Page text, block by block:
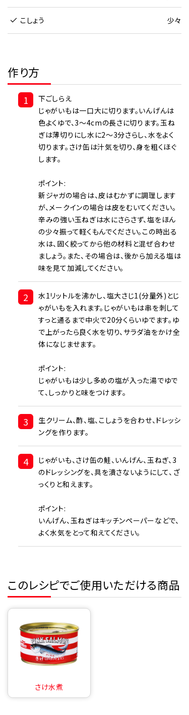
こしょう 少々
作り方
1
下ごしらえ
じゃがいもは一口大に切ります。いんげんは
色よくゆで、3～4cmの長さに切ります。玉ね
ぎは薄切りにし水に2～3分さらし、水をよく
切ります。さけ缶は汁気を切り、身を粗くほぐ
します。
ポイント:
新ジャガの場合は、皮はむかずに調理します
が、メークインの場合は皮をむいてください。
辛みの強い玉ねぎは水にさらさず、塩をほん
の少々振って軽くもんでください。この時出る
水は、固く絞ってから他の材料と混ぜ合わせ
ましょう。また、その場合は、後から加える塩は
味を見て加減してください。
2
水1リットルを沸かし、塩大さじ1(分量外)とじ
ゃがいもを入れます。じゃがいもは串を刺して
すっと通るまで中火で20分くらいゆでます。ゆ
で上がったら良く水を切り、サラダ油をかけ全
体になじませます。
ポイント:
じゃがいもは少し多めの塩が入った湯でゆで
て、しっかりと味をつけます。
3
生クリーム、酢、塩、こしょうを合わせ、ドレッシ
ングを作ります。
4
じゃがいも、さけ缶の鮭、いんげん、玉ねぎ、3
のドレッシングを、具を潰さないようにして、ざ
っくりと和えます。
ポイント:
いんげん、玉ねぎはキッチンペーパーなどで、
よく水気をとって和えてください。
このレシピでご使用いただける商品
さけ水煮